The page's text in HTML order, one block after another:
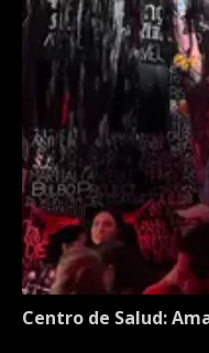
Centro de Salud: